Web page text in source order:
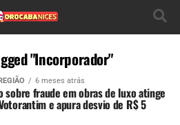
"Incorporador"
6 meses atrás
sobre fraude em obras de luxo atinge
e apura desvio de R$ 5